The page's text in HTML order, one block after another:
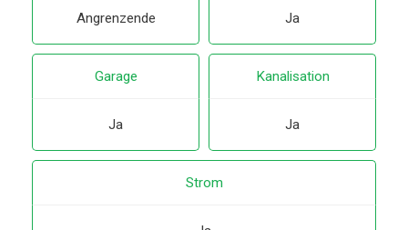
Angrenzende Ja
Garage
Ja
Kanalisation
Ja
Strom